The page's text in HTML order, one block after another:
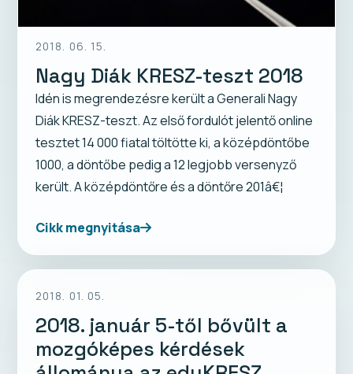
2018. 06. 15.
Nagy Diák KRESZ-teszt 2018
Idén is megrendezésre került a Generali Nagy
Diák KRESZ-teszt. Az első fordulót jelentő online
tesztet 14 000 fiatal töltötte ki, a középdöntőbe
1000, a döntőbe pedig a 12 legjobb versenyző
került. A középdöntőre és a döntőre 201â€¦
Cikk megnyitása
2018. 01. 05.
2018. január 5-től bővült a
mozgóképes kérdések